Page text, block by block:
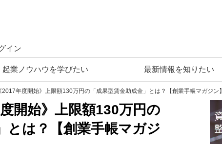
イン
起業ノウハウを学びたい 最新情報を知りたい
年度開始》上限額130万円の「成果型賃金助成金」とは？【創業手帳マガジン】
開始》上限額130万円の
とは？【創業手帳マガジ